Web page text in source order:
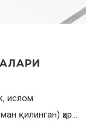
ислом
қилинган) ҳар…